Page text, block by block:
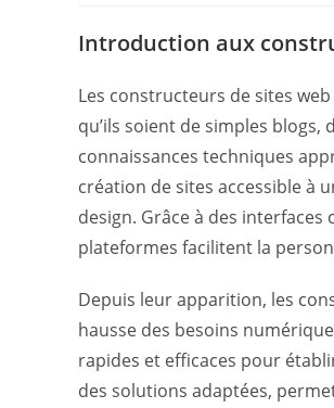
publication :
Introduction aux
Les constructeurs de sites
qu’ils soient de simples
connaissances techniques
création de sites accessible à
design. Grâce à des interfaces
plateformes facilitent la
Depuis leur apparition, les
hausse des besoins
rapides et efficaces pour
des solutions adaptées,